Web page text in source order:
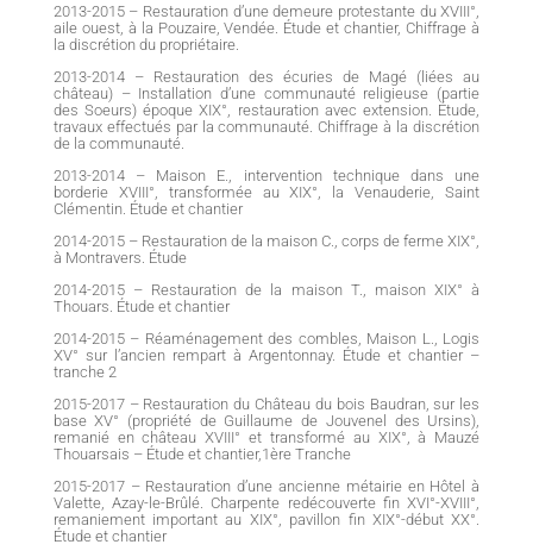
2013-2015 – Restauration d’une demeure protestante du XVIII°,
aile ouest, à la Pouzaire, Vendée. Étude et chantier, Chiffrage à
la discrétion du propriétaire.
2013-2014 – Restauration des écuries de Magé (liées au
château) – Installation d’une communauté religieuse (partie
des Soeurs) époque XIX°, restauration avec extension. Étude,
travaux effectués par la communauté. Chiffrage à la discrétion
de la communauté.
2013-2014 – Maison E., intervention technique dans une
borderie XVIII°, transformée au XIX°, la Venauderie, Saint
Clémentin. Étude et chantier
2014-2015 – Restauration de la maison C., corps de ferme XIX°,
à Montravers. Étude
2014-2015 – Restauration de la maison T., maison XIX° à
Thouars. Étude et chantier
2014-2015 – Réaménagement des combles, Maison L., Logis
XV° sur l’ancien rempart à Argentonnay. Étude et chantier –
tranche 2
2015-2017 – Restauration du Château du bois Baudran, sur les
base XV° (propriété de Guillaume de Jouvenel des Ursins),
remanié en château XVIII° et transformé au XIX°, à Mauzé
Thouarsais – Étude et chantier,1ère Tranche
2015-2017 – Restauration d’une ancienne métairie en Hôtel à
Valette, Azay-le-Brûlé. Charpente redécouverte fin XVI°-XVIII°,
remaniement important au XIX°, pavillon fin XIX°-début XX°.
Étude et chantier